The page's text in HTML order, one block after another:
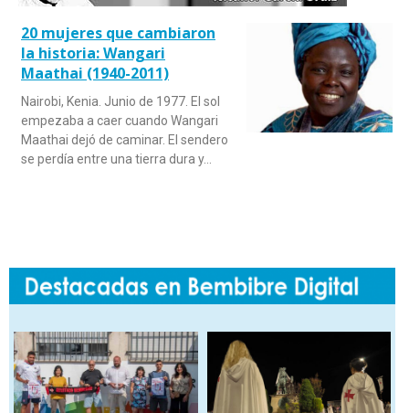
20 mujeres que cambiaron
la historia: Wangari
Maathai (1940-2011)
Nairobi, Kenia. Junio de 1977. El sol
empezaba a caer cuando Wangari
Maathai dejó de caminar. El sendero
se perdía entre una tierra dura y…